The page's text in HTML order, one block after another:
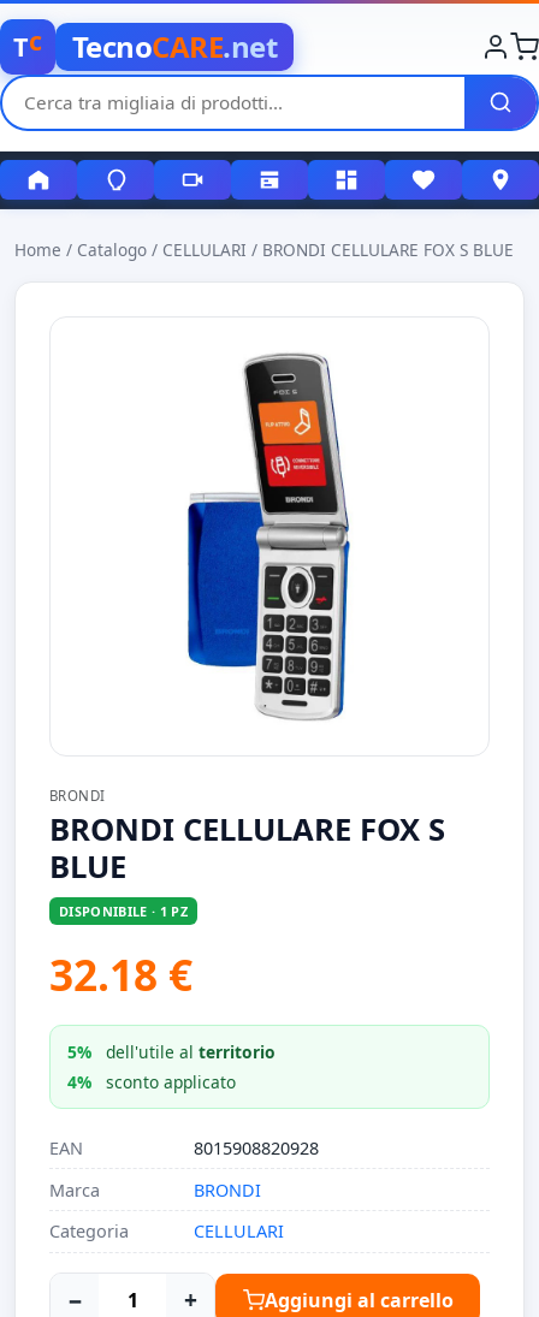
Tc TecnoCARE.net
Home / Catalogo / CELLULARI / BRONDI CELLULARE FOX S BLUE
BRONDI
BRONDI CELLULARE FOX S
BLUE
DISPONIBILE · 1 PZ
32.18 €
5% dell'utile alterritorio
4%
sconto applicato
EAN
8015908820928
Marca
BRONDI
Categoria
CELLULARI
− + Aggiungi al carrello